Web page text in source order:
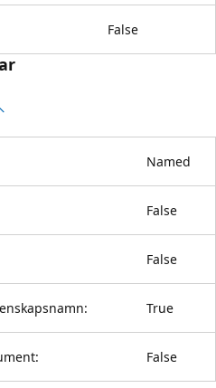
False
Named
False
False
True
False